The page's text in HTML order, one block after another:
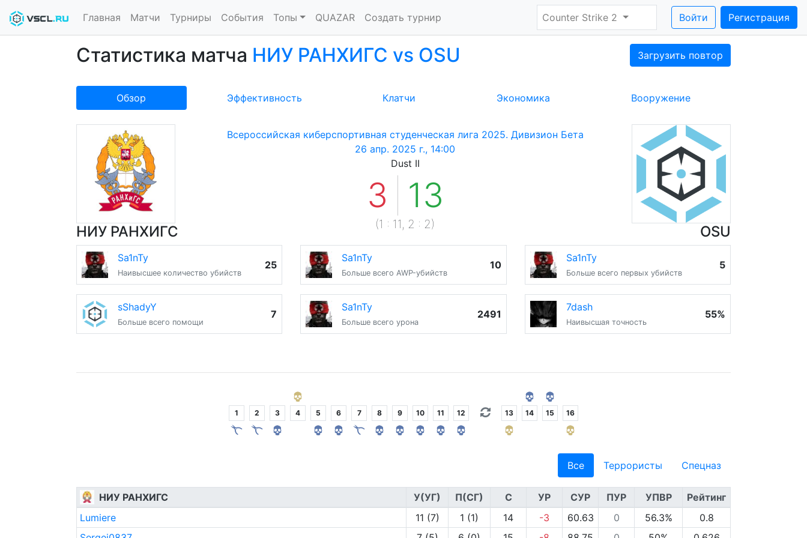
Главная Матчи Турниры События Топы QUAZAR Создать турнир Counter Strike 2 Войти Регистрация
Статистика матча НИУ РАНХИГС vs OSU Загрузить повтор
Обзор Эффективность Клатчи Экономика Вооружение
НИУ РАНХИГС
Всероссийская киберспортивная студенческая лига 2025. Дивизион Бета
26 апр. 2025 г., 14:00
Dust II
3 13
(1 : 11, 2 : 2) OSU
Sa1nTy
Наивысшее количество убийств
25
Sa1nTy
Больше всего AWP-убийств
10
Sa1nTy
Больше всего первых убийств
5
sShadyY
Больше всего помощи
7
Sa1nTy
Больше всего урона
2491
7dash
Наивысшая точность
55%
1 2 3 4 5 6 7 8 9 10 11 12 13 14 15 16
Все Террористы Спецназ
НИУ РАНХИГС У(УГ) П(СГ) С УР СУР ПУР УПВР
Рейтинг
Lumiere
11 (7) 1 (1) 14 -3 60.63 0 56.3%
0.8